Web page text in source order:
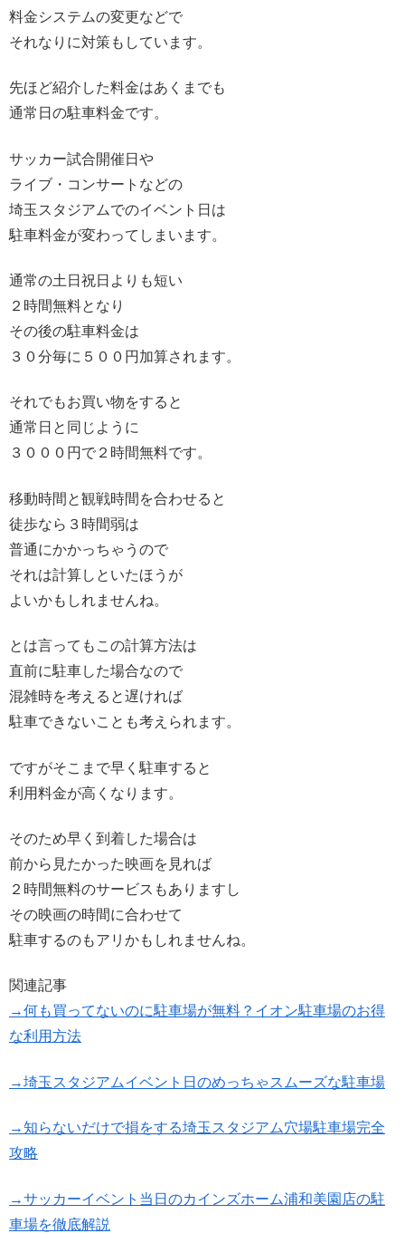
料金システムの変更などで
それなりに対策もしています。
先ほど紹介した料金はあくまでも
通常日の駐車料金です。
サッカー試合開催日や
ライブ・コンサートなどの
埼玉スタジアムでのイベント日は
駐車料金が変わってしまいます。
通常の土日祝日よりも短い
２時間無料となり
その後の駐車料金は
３０分毎に５００円加算されます。
それでもお買い物をすると
通常日と同じように
３０００円で２時間無料です。
移動時間と観戦時間を合わせると
徒歩なら３時間弱は
普通にかかっちゃうので
それは計算しといたほうが
よいかもしれませんね。
とは言ってもこの計算方法は
直前に駐車した場合なので
混雑時を考えると遅ければ
駐車できないことも考えられます。
ですがそこまで早く駐車すると
利用料金が高くなります。
そのため早く到着した場合は
前から見たかった映画を見れば
２時間無料のサービスもありますし
その映画の時間に合わせて
駐車するのもアリかもしれませんね。
関連記事
→何も買ってないのに駐車場が無料？イオン駐車場のお得
な利用方法
→埼玉スタジアムイベント日のめっちゃスムーズな駐車場
→知らないだけで損をする埼玉スタジアム穴場駐車場完全
攻略
→サッカーイベント当日のカインズホーム浦和美園店の駐
車場を徹底解説